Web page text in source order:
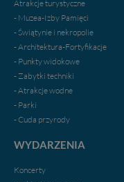
Atrakcje turystyczne
- Muzea-Izby Pamięci
- Świątynie i nekropolie
- Architektura-Fortyfikacje
- Punkty widokowe
- Zabytki techniki
- Atrakcje wodne
- Parki
- Cuda przyrody
WYDARZENIA
Koncerty
Dziękujemy.
Pojezierze
Pojezierze
wakacje...